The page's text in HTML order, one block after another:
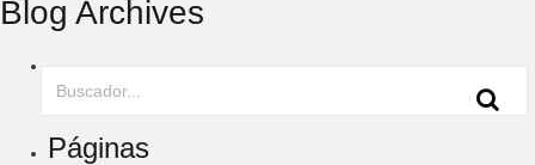
Blog Archives
Páginas